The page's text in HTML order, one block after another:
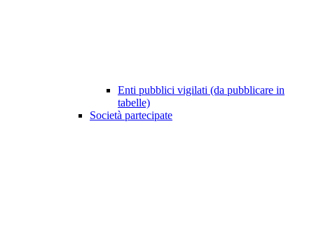
Enti pubblici vigilati (da pubblicare in
tabelle)
Società partecipate